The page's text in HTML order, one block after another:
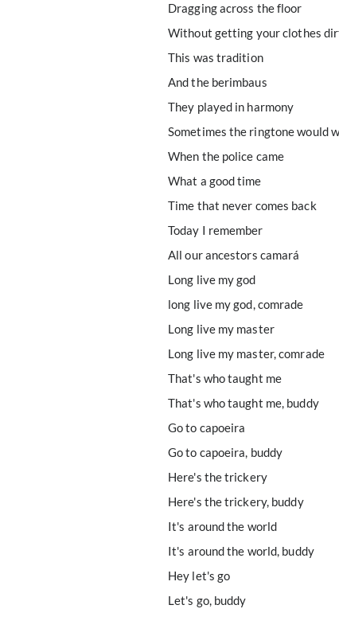
Dragging across the floor
Without getting your clothes
This was tradition
And the berimbaus
They played in harmony
Sometimes the ringtone would
When the police came
What a good time
Time that never comes back
Today I remember
All our ancestors camará
Long live my god
long live my god, comrade
Long live my master
Long live my master, comrade
That's who taught me
That's who taught me, buddy
Go to capoeira
Go to capoeira, buddy
Here's the trickery
Here's the trickery, buddy
It's around the world
It's around the world, buddy
Hey let's go
Let's go, buddy